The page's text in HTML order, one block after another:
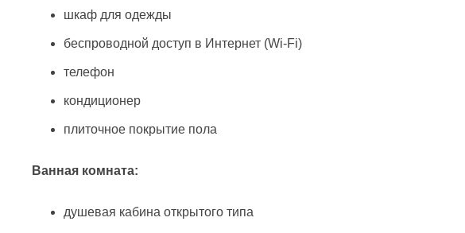
шкаф для одежды
беспроводной доступ в Интернет (Wi-Fi)
телефон
кондиционер
плиточное покрытие пола
Ванная комната:
душевая кабина открытого типа